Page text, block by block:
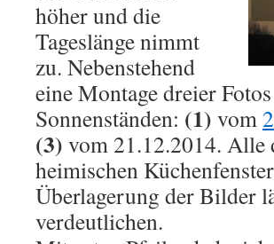
höher und die
Tageslänge nimmt
zu. Nebenstehend
eine Montage dreier
Sonnenständen: (1) vom
(3) vom 21.12.2014. Alle
heimischen
Überlagerung der Bilder
verdeutlichen.